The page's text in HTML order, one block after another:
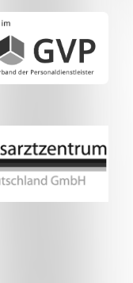
Whatsapp